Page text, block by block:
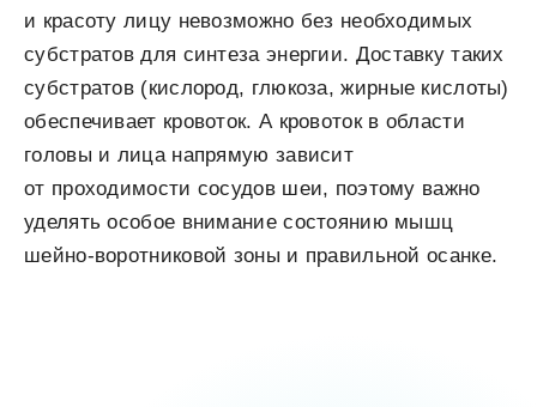
и красоту лицу невозможно без необходимых
субстратов для синтеза энергии. Доставку таких
субстратов (кислород, глюкоза, жирные кислоты)
обеспечивает кровоток. А кровоток в области
головы и лица напрямую зависит
от проходимости сосудов шеи, поэтому важно
уделять особое внимание состоянию мышц
шейно-воротниковой зоны и правильной осанке.